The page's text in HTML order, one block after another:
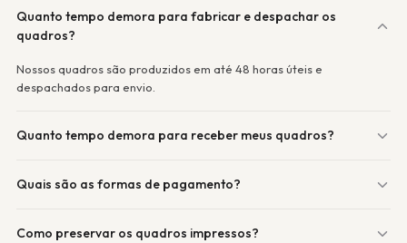
Quanto tempo demora para fabricar e despachar os
quadros?
Nossos quadros são produzidos em até 48 horas úteis e
despachados para envio.
Quanto tempo demora para receber meus quadros?
Quais são as formas de pagamento?
Como preservar os quadros impressos?